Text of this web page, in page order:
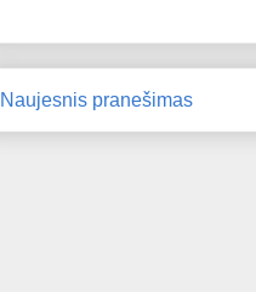
Naujesnis pranešimas